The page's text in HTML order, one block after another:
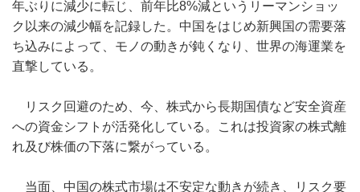
年ぶりに減少に転じ、前年比8%減というリーマンショッ
ク以来の減少幅を記録した。中国をはじめ新興国の需要落
ち込みによって、モノの動きが鈍くなり、世界の海運業を
直撃している。
リスク回避のため、今、株式から長期国債など安全資産
への資金シフトが活発化している。これは投資家の株式離
れ及び株価の下落に繋がっている。
当面、中国の株式市場は不安定な動きが続き、リスク要